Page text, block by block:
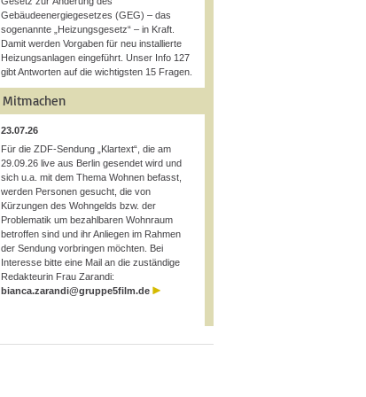
Gebäudeenergiegesetzes (GEG) – das
sogenannte „Heizungsgesetz“ – in Kraft.
Damit werden Vorgaben für neu installierte
Heizungsanlagen eingeführt. Unser Info 127
gibt Antworten auf die wichtigsten 15 Fragen.
Mitmachen
23.07.26
Für die ZDF-Sendung „Klartext“, die am
29.09.26 live aus Berlin gesendet wird und
sich u.a. mit dem Thema Wohnen befasst,
werden Personen gesucht, die von
Kürzungen des Wohngelds bzw. der
Problematik um bezahlbaren Wohnraum
betroffen sind und ihr Anliegen im Rahmen
der Sendung vorbringen möchten. Bei
Interesse bitte eine Mail an die zuständige
Redakteurin Frau Zarandi:
bianca.zarandi@gruppe5film.de